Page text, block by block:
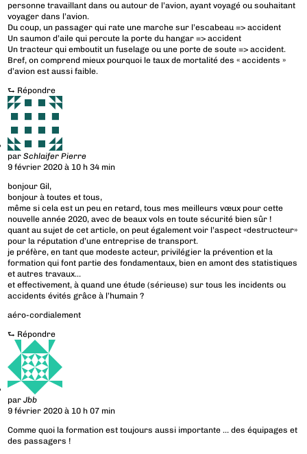
personne travaillant dans ou autour de l’avion, ayant voyagé ou souhaitant
voyager dans l’avion.
Du coup, un passager qui rate une marche sur l’escabeau => accident
Un saumon d’aile qui percute la porte du hangar => accident
Un tracteur qui emboutit un fuselage ou une porte de soute => accident.
Bref, on comprend mieux pourquoi le taux de mortalité des « accidents »
d’avion est aussi faible.
⮑ Répondre
parSchlaifer Pierre
9 février 2020 à 10 h 34 min
bonjour Gil,
bonjour à toutes et tous,
même si cela est un peu en retard, tous mes meilleurs vœux pour cette
nouvelle année 2020, avec de beaux vols en toute sécurité bien sûr !
quant au sujet de cet article, on peut également voir l’aspect «destructeur»
pour la réputation d’une entreprise de transport.
je préfère, en tant que modeste acteur, privilégier la prévention et la
formation qui font partie des fondamentaux, bien en amont des statistiques
et autres travaux…
et effectivement, à quand une étude (sérieuse) sur tous les incidents ou
accidents évités grâce à l’humain ?
aéro-cordialement
⮑ Répondre
parJbb
9 février 2020 à 10 h 07 min
Comme quoi la formation est toujours aussi importante … des équipages et
des passagers !